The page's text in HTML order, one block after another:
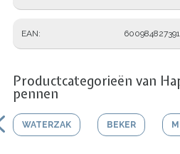
EAN
Productcategorieën van
pennen
WATERZAK BEKER